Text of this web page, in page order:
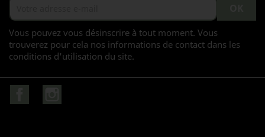
Vous pouvez vous désinscrire à tout moment. Vous
trouverez pour cela nos informations de contact dans les
conditions d'utilisation du site.